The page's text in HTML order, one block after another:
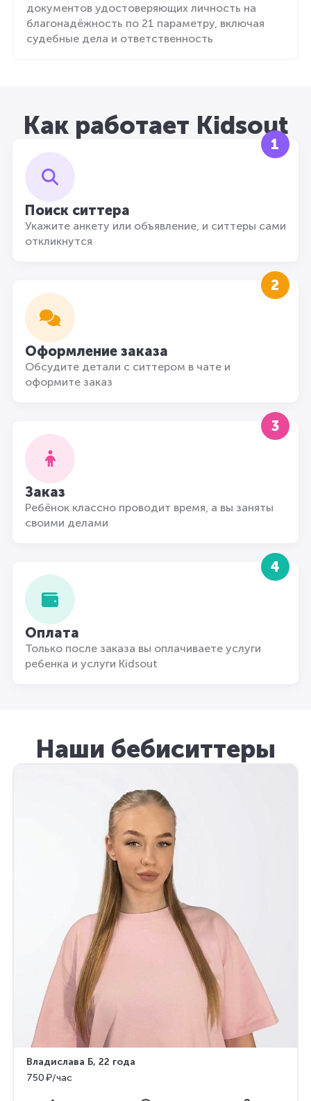
документов удостоверяющих личность на
благонадёжность по 21 параметру, включая
судебные дела и ответственность
Как работает Kidsout
1
Поиск ситтера
Укажите анкету или объявление, и ситтеры сами
откликнутся
2
Оформление заказа
Обсудите детали с ситтером в чате и
оформите заказ
3
Заказ
Ребёнок классно проводит время, а вы заняты
своими делами
4
Оплата
Только после заказа вы оплачиваете услуги
ребенка и услуги Kidsout
Наши бебиситтеры
Владислава Б, 22 года
750 ₽/час